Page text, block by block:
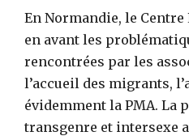
En Normandie, le
en avant les
rencontrées par les
l’accueil des migrants,
évidemment la PMA. La
transgenre et intersexe